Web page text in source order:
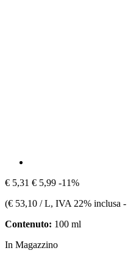
€ 5,31 € 5,99 -11%
(€ 53,10 / L, IVA 22% inclusa -
Contenuto: 100 ml
In Magazzino